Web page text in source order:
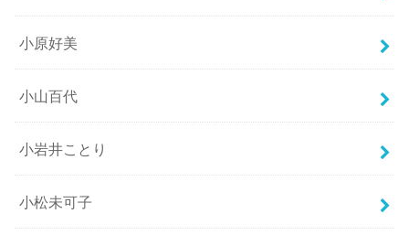
小原好美
小山百代
小岩井ことり
小松未可子